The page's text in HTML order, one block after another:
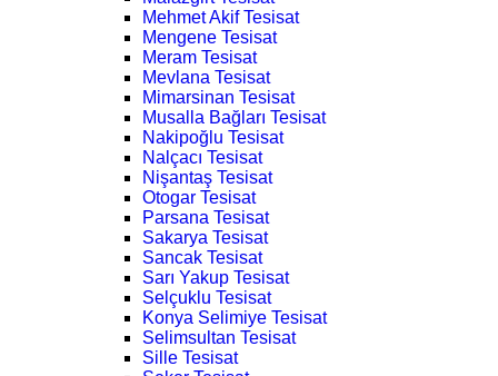
Mehmet Akif Tesisat
Mengene Tesisat
Meram Tesisat
Mevlana Tesisat
Mimarsinan Tesisat
Musalla Bağları Tesisat
Nakipoğlu Tesisat
Nalçacı Tesisat
Nişantaş Tesisat
Otogar Tesisat
Parsana Tesisat
Sakarya Tesisat
Sancak Tesisat
Sarı Yakup Tesisat
Selçuklu Tesisat
Konya Selimiye Tesisat
Selimsultan Tesisat
Sille Tesisat